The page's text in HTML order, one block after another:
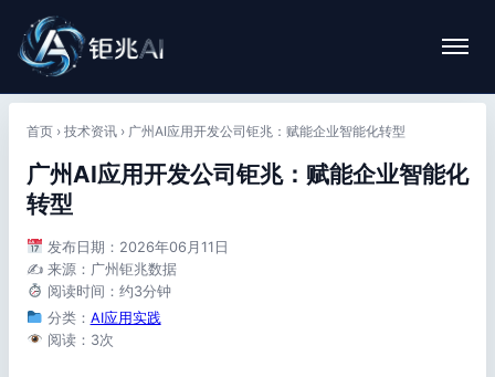
首页 › 技术资讯 › 广州AI应用开发公司钜兆：赋能企业智能化转型
广州AI应用开发公司钜兆：赋能企业智能化
转型
发布日期：2026年06月11日
✍️ 来源：广州钜兆数据
阅读时间：约3分钟
分类： AI应用实践
阅读：3次